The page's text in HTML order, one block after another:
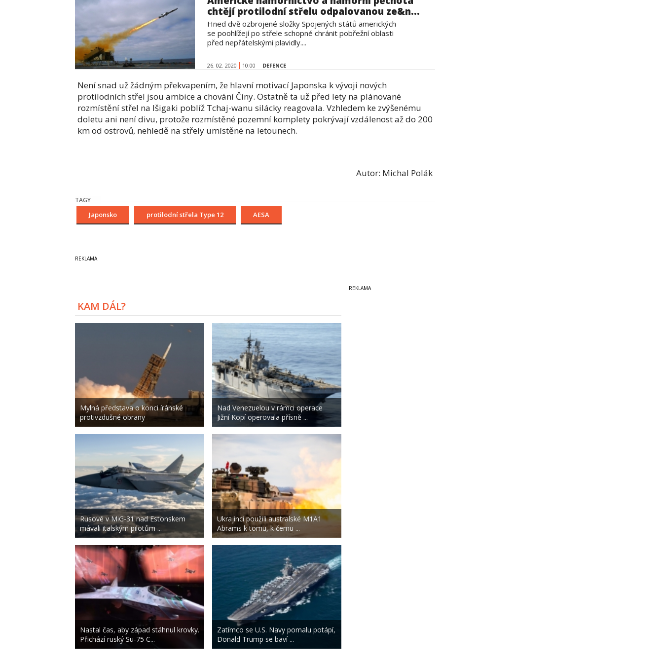
chtějí protilodní střelu odpalovanou ze&n...
Hned dvě ozbrojené složky Spojených států amerických
se poohlížejí po střele schopné chránit pobřežní oblasti
před nepřátelskými plavidly....
26. 02. 2020 10:00 DEFENCE
Není snad už žádným překvapením, že hlavní motivací Japonska k vývoji nových
protilodních střel jsou ambice a chování Číny. Ostatně ta už před lety na plánované
rozmístění střel na Išigaki poblíž Tchaj-wanu silácky reagovala. Vzhledem ke zvýšenému
doletu ani není divu, protože rozmístěné pozemní komplety pokrývají vzdálenost až do 200
km od ostrovů, nehledě na střely umístěné na letounech.
Autor: Michal Polák
TAGY
Japonsko protilodní střela Type 12 AESA
KAM DÁL?
Mylná představa o konci íránské
protivzdušné obrany
Rusové v MiG-31 nad Estonskem
mávali italským pilotům ...
Nastal čas, aby západ stáhnul krovky.
Přichází ruský Su-75 C...
Nad Venezuelou v rámci operace
Jižní Kopí operovala přísně ...
Ukrajinci použili australské M1A1
Abrams k tomu, k čemu ...
Zatímco se U.S. Navy pomalu potápí,
Donald Trump se baví ...